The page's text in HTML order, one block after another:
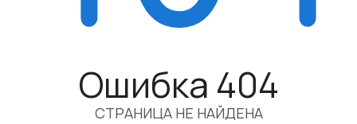
Ошибка 404
СТРАНИЦА НЕ НАЙДЕНА